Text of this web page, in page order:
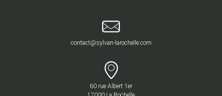
contact@sylvan-larochelle.com
60 rue Albert 1er